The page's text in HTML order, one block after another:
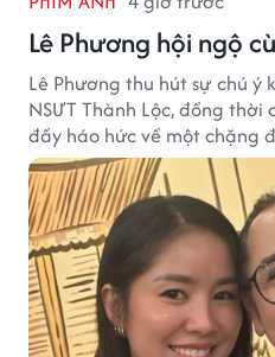
Lê Phương hội ngộ
Lê Phương thu hút sự chú
NSƯT Thành Lộc, đồng
đầy háo hức về một chặng